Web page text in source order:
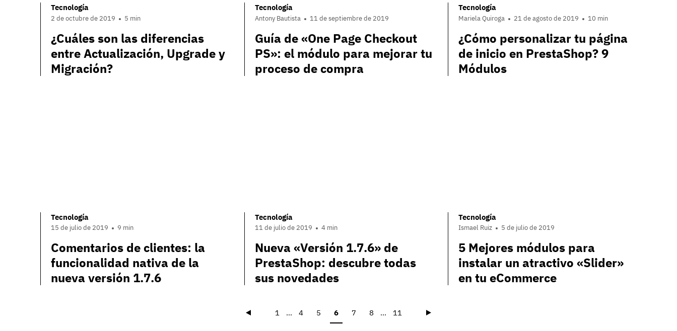
Tecnología
2 de octubre de 2019 5 min
¿Cuáles son las diferencias
entre Actualización, Upgrade y
Migración?
Tecnología
Antony Bautista 11 de septiembre de 2019
Guía de «One Page Checkout
PS»: el módulo para mejorar tu
proceso de compra
Tecnología
Mariela Quiroga 21 de agosto de 2019 10 min
¿Cómo personalizar tu página
de inicio en PrestaShop? 9
Módulos
Tecnología
15 de julio de 2019 9 min
Comentarios de clientes: la
funcionalidad nativa de la
nueva versión 1.7.6
Tecnología
11 de julio de 2019 4 min
Nueva «Versión 1.7.6» de
PrestaShop: descubre todas
sus novedades
Tecnología
Ismael Ruiz 5 de julio de 2019
5 Mejores módulos para
instalar un atractivo «Slider»
en tu eCommerce
Précédent
1 ... 4 5 6 7 8 ... 11 Suivant